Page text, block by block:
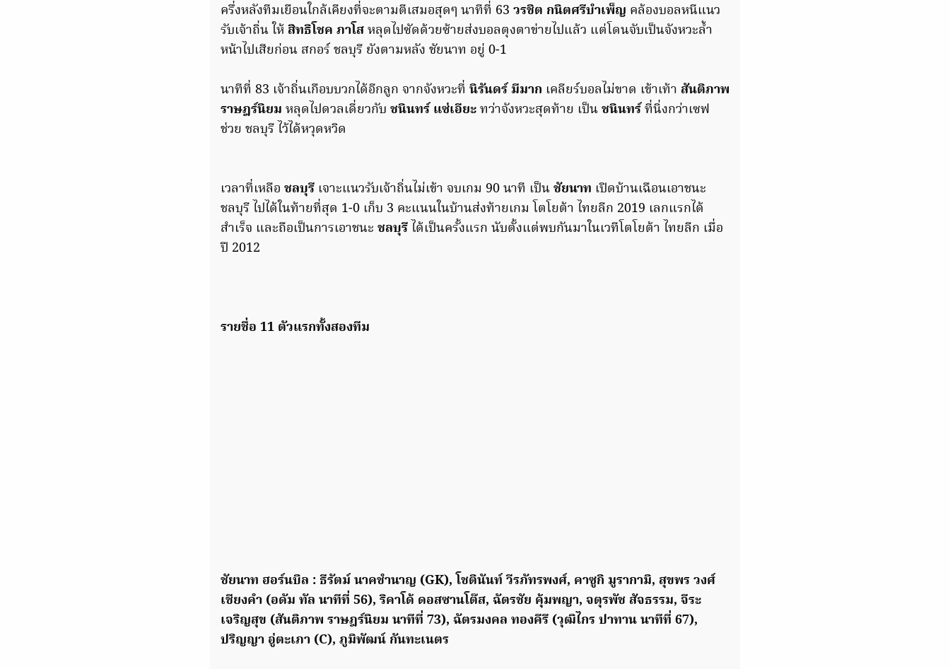
ครึ่งหลังทีมเยือนใกล้เคียงที่จะตามตีเสมอสุดๆ นาทีที่ 63 วรชิต กนิตศรีบำเพ็ญ คล้องบอลหนีแนว
รับเจ้าถิ่น ให้ สิทธิโชค ภาโสหลุดไปซัดด้วยซ้ายส่งบอลตุงตาข่ายไปแล้ว แต่โดนจับเป็นจังหวะล้ำ
หน้าไปเสียก่อน สกอร์ ชลบุรี ยังตามหลัง ชัยนาท อยู่ 0-1
นาทีที่ 83 เจ้าถิ่นเกือบบวกได้อีกลูก จากจังหวะที่ นิรันดร์ มีมาก เคลียร์บอลไม่ขาด เข้าเท้า สันติภาพ
ราษฎร์นิยม หลุดไปดวลเดี่ยวกับ ชนินทร์ แซ่เอียะทว่าจังหวะสุดท้าย เป็นชนินทร์ที่นิ่งกว่าเซฟ
ช่วย ชลบุรี ไว้ได้หวุดหวิด
เวลาที่เหลือ ชลบุรี เจาะแนวรับเจ้าถิ่นไม่เข้า จบเกม 90 นาที เป็นชัยนาท เปิดบ้านเฉือนเอาชนะ
ชลบุรี ไปได้ในท้ายที่สุด 1-0 เก็บ 3 คะแนนในบ้านส่งท้ายเกม โตโยต้า ไทยลีก 2019 เลกแรกได้
สำเร็จ และถือเป็นการเอาชนะ ชลบุรี ได้เป็นครั้งแรก นับตั้งแต่พบกันมาในเวทีโตโยต้า ไทยลีก เมื่อ
ปี 2012
รายชื่อ 11 ตัวแรกทั้งสองทีม
ชัยนาท ฮอร์นบิล : ธีรัตม์ นาคชำนาญ (GK), โชตินันท์ วีรภัทรพงศ์, คาซูกิ มูรากามิ, สุขพร วงศ์
เชียงคํา (อดัม ทัล นาทีที่ 56), ริคาโด้ ดอสซานโต๊ส, ฉัตรชัย คุ้มพญา, จตุรพัช สัจธรรม, จีระ
เจริญสุข (สันติภาพ ราษฎร์นิยม นาทีที่ 73), ฉัตรมงคล ทองคีรี (วุฒิไกร ปาทาน นาทีที่ 67),
ปริญญา อู่ตะเภา (C), ภูมิพัฒน์ กันทะเนตร